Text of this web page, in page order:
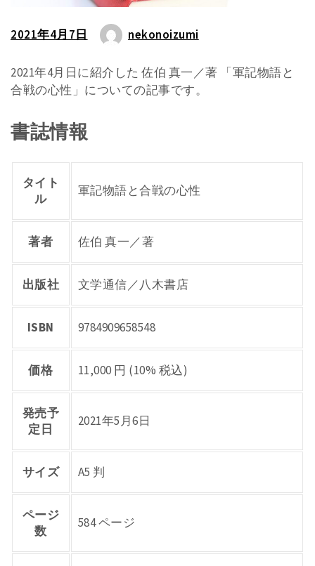
2021年4月7日 nekonoizumi
2021年4月日に紹介した 佐伯 真一／著 「軍記物語と
合戦の心性」についての記事です。
書誌情報
タイト
ル
軍記物語と合戦の心性
著者 佐伯 真一／著
出版社 文学通信／八木書店
ISBN 9784909658548
価格 11,000 円 (10% 税込)
発売予
定日
2021年5月6日
サイズ A5 判
ページ
数
584 ページ